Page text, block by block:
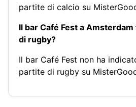
partite di calcio su
Il bar Café Fest a
di rugby?
Il bar Café Fest non ha
partite di rugby su